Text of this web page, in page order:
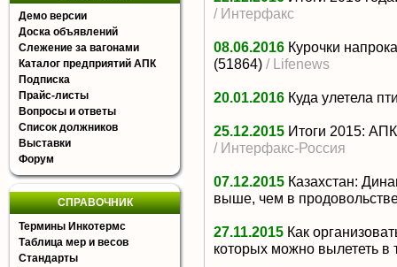
Демо версии
Доска объявлений
Слежение за вагонами
Каталог предприятий АПК
Подписка
Прайс-листы
Вопросы и ответы
Список должников
Выставки
Форум
СПРАВОЧНИК
Термины Инкотермс
Таблица мер и весов
Стандарты
/ Интерфакс
08.06.2016 Курочки
(51864) / Lifenews
20.01.2016 Куда улетела
25.12.2015 Итоги 2015:
/ Интерфакс-Россия
07.12.2015 Казахстан:
выше, чем в
27.11.2015 Как
которых можно вылететь в